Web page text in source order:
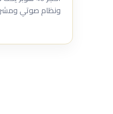
ونظام صوتي